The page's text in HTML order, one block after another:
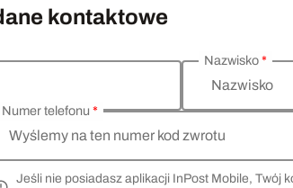
kontaktowe
osobowe
Nazwisko
Nazwisko*
Wyślemy na ten numer kod zwrotu
Numer telefonu *
Jeśli nie posiadasz aplikacji InPost Mobile, Twój